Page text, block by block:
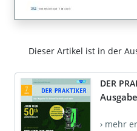
Dieser Artikel ist in der
DER
› mehr